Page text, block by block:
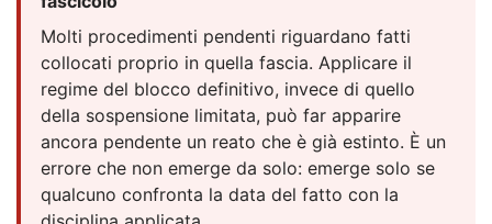
Molti procedimenti pendenti riguardano fatti
collocati proprio in quella fascia. Applicare il
regime del blocco definitivo, invece di quello
della sospensione limitata, può far apparire
ancora pendente un reato che è già estinto. È un
errore che non emerge da solo: emerge solo se
qualcuno confronta la data del fatto con la